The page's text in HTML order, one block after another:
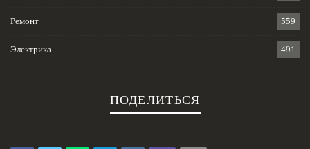
Ремонт 559
Электрика 491
ПОДЕЛИТЬСЯ